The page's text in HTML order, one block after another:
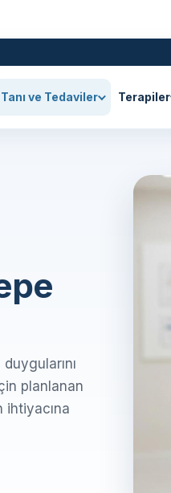
Tanı ve Tedaviler Terapiler
planlanan
ihtiyacına